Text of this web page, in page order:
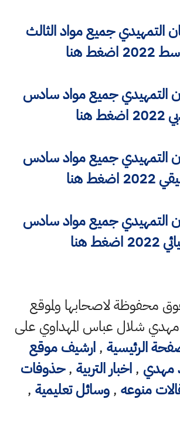
التمهيدي جميع مواد الثالث
2022
اضغط هنا
التمهيدي جميع مواد سادس
2022
اضغط هنا
التمهيدي جميع مواد سادس
2022
اضغط هنا
التمهيدي جميع مواد سادس
2022
اضغط هنا
محفوظة لاصحابها ولموقع
مهدي شلال عباس المهداوي على
الرئيسية ,ارشيف موقع
مهدي ,اخبار التربية ,حذوفات
منوعه ,وسائل تعليمية ,